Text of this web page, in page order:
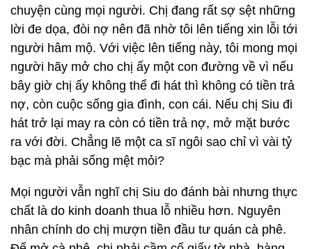
chuyện cùng mọi người. Chị đang rất sợ sệt những
lời đe dọa, đòi nợ nên đã nhờ tôi lên tiếng xin lỗi tới
người hâm mộ. Với việc lên tiếng này, tôi mong mọi
người hãy mở cho chị ấy một con đường về vì nếu
bây giờ chị ấy không thể đi hát thì không có tiền trả
nợ, còn cuộc sống gia đình, con cái. Nếu chị Siu đi
hát trở lại may ra còn có tiền trả nợ, mở mặt bước
ra với đời. Chẳng lẽ một ca sĩ ngôi sao chỉ vì vài tỷ
bạc mà phải sống mệt mỏi?
Mọi người vẫn nghĩ chị Siu do đánh bài nhưng thực
chất là do kinh doanh thua lỗ nhiều hơn. Nguyên
nhân chính do chị mượn tiền đầu tư quán cà phê.